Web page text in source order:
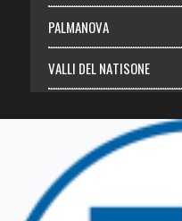
PALMANOVA
VALLI DEL NATISONE
TRICESIMO
TARCENTO